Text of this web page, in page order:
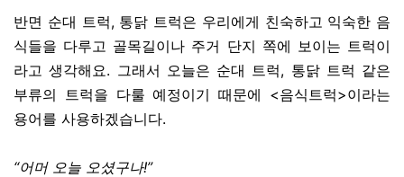
반면 순대 트럭, 통닭 트럭은 우리에게 친숙하고 익숙한 음
식들을 다루고 골목길이나 주거 단지 쪽에 보이는 트럭이
라고 생각해요. 그래서 오늘은 순대 트럭, 통닭 트럭 같은
부류의 트럭을 다룰 예정이기 때문에 <음식트럭>이라는
용어를 사용하겠습니다.
“어머 오늘 오셨구나!”